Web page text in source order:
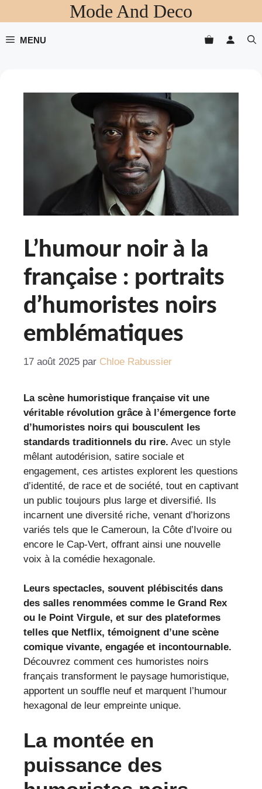
au
contenu
Mode And Deco
MENU
L’humour noir à la
française : portraits
d’humoristes noirs
emblématiques
17 août 2025 par Chloe Rabussier
La scène humoristique française vit une
véritable révolution grâce à l’émergence forte
d’humoristes noirs qui bousculent les
standards traditionnels du rire. Avec un style
mêlant autodérision, satire sociale et
engagement, ces artistes explorent les questions
d’identité, de race et de société, tout en captivant
un public toujours plus large et diversifié. Ils
incarnent une diversité riche, venant d’horizons
variés tels que le Cameroun, la Côte d’Ivoire ou
encore le Cap-Vert, offrant ainsi une nouvelle
voix à la comédie hexagonale.
Leurs spectacles, souvent plébiscités dans
des salles renommées comme le Grand Rex
ou le Point Virgule, et sur des plateformes
telles que Netflix, témoignent d’une scène
comique vivante, engagée et incontournable.
Découvrez comment ces humoristes noirs
français transforment le paysage humoristique,
apportent un souffle neuf et marquent l’humour
hexagonal de leur empreinte unique.
La montée en
puissance des